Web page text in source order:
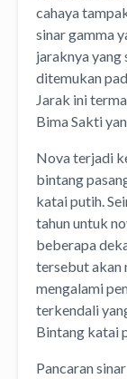
cahaya
sinar gamma
jaraknya yang
ditemukan
Jarak ini
Bima Sakti
Nova terjadi
bintang
katai putih.
tahun untuk
beberapa
tersebut akan
mengalami
terkendali
Bintang katai
Pancaran